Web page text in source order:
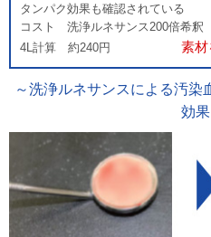
タンパク効果も確認されている
コスト 洗浄ルネサンス200倍希釈
4L計算 約240円 素材
～洗浄ルネサンスによる汚染
効果